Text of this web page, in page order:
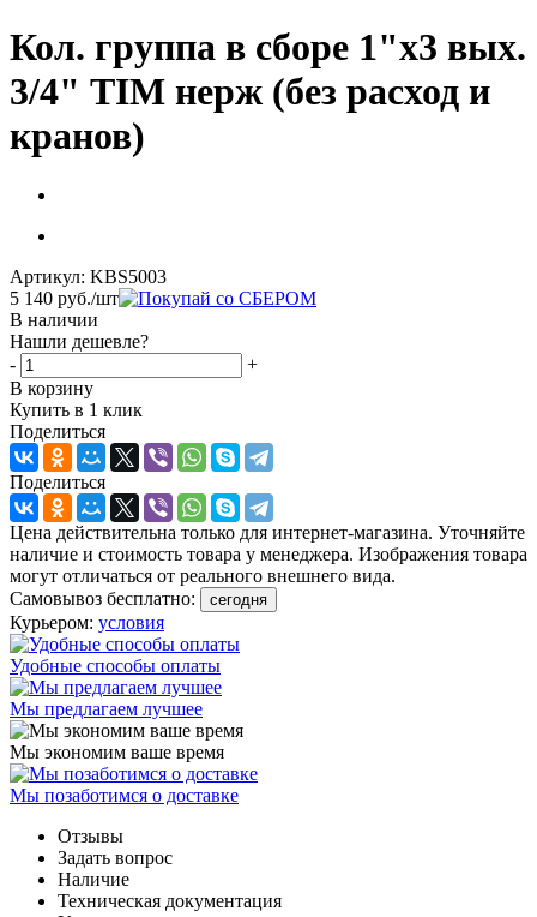
Кол. группа в сборе 1"х3 вых.
3/4" TIM нерж (без расход и
кранов)
Артикул: KBS5003
5 140 руб./шт
В наличии
Нашли дешевле?
-
+
В корзину
Купить в 1 клик
Поделиться
Поделиться
Цена действительна только для интернет-магазина. Уточняйте
наличие и стоимость товара у менеджера. Изображения товара
могут отличаться от реального внешнего вида.
Самовывоз бесплатно:
сегодня
Курьером: условия
Удобные способы оплаты
Мы предлагаем лучшее
Мы экономим ваше время
Мы позаботимся о доставке
Отзывы
Задать вопрос
Наличие
Техническая документация